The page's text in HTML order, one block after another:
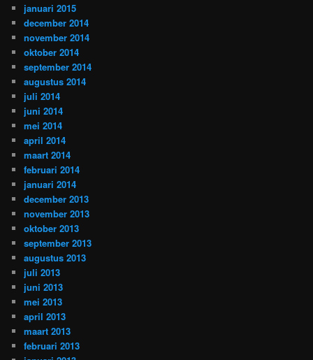
januari 2015
december 2014
november 2014
oktober 2014
september 2014
augustus 2014
juli 2014
juni 2014
mei 2014
april 2014
maart 2014
februari 2014
januari 2014
december 2013
november 2013
oktober 2013
september 2013
augustus 2013
juli 2013
juni 2013
mei 2013
april 2013
maart 2013
februari 2013